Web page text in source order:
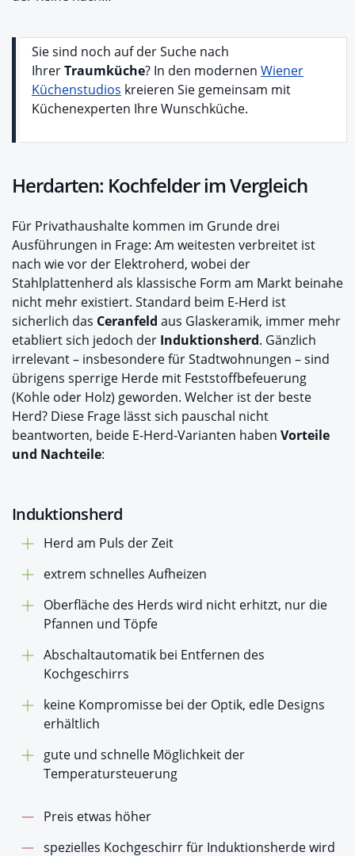
Sie sind noch auf der Suche nach
IhrerTraumküche? In den modernen Wiener
Küchenstudios kreieren Sie gemeinsam mit
Küchenexperten Ihre Wunschküche.
Herdarten: Kochfelder im Vergleich
Für Privathaushalte kommen im Grunde drei
Ausführungen in Frage: Am weitesten verbreitet ist
nach wie vor der Elektroherd, wobei der
Stahlplattenherd als klassische Form am Markt beinahe
nicht mehr existiert. Standard beim E-Herd ist
sicherlich das Ceranfeld aus Glaskeramik, immer mehr
etabliert sich jedoch der Induktionsherd. Gänzlich
irrelevant – insbesondere für Stadtwohnungen – sind
übrigens sperrige Herde mit Feststoffbefeuerung
(Kohle oder Holz) geworden. Welcher ist der beste
Herd? Diese Frage lässt sich pauschal nicht
beantworten, beide E-Herd-Varianten haben Vorteile
und Nachteile:
Induktionsherd
Herd am Puls der Zeit
extrem schnelles Aufheizen
Oberfläche des Herds wird nicht erhitzt, nur die
Pfannen und Töpfe
Abschaltautomatik bei Entfernen des
Kochgeschirrs
keine Kompromisse bei der Optik, edle Designs
erhältlich
gute und schnelle Möglichkeit der
Temperatursteuerung
Preis etwas höher
spezielles Kochgeschirr für Induktionsherde wird